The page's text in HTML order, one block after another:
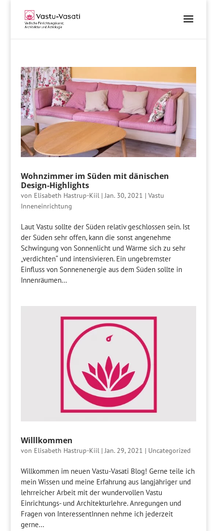
Wohnzimmer im Süden mit dänischen
Design-Highlights
von Elisabeth Hastrup-Kiil|Jan. 30, 2021 | Vastu
Inneneinrichtung
Laut Vastu sollte der Süden relativ geschlossen sein. Ist
der Süden sehr offen, kann die sonst angenehme
Schwingung von Sonnenlicht und Wärme sich zu sehr
„verdichten“ und intensivieren. Ein ungebremster
Einfluss von Sonnenenergie aus dem Süden sollte in
Innenräumen...
Willlkommen
von Elisabeth Hastrup-Kiil|Jan. 29, 2021 | Uncategorized
Willkommen im neuen Vastu-Vasati Blog! Gerne teile ich
mein Wissen und meine Erfahrung aus langjähriger und
lehrreicher Arbeit mit der wundervollen Vastu
Einrichtungs- und Architekturlehre. Anregungen und
Fragen von InteressentInnen nehme ich jederzeit
gerne...